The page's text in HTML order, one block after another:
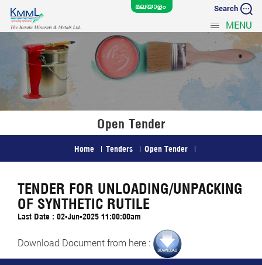
Search
MENU
Open Tender
Home Tenders Open Tender
TENDER FOR UNLOADING/UNPACKING
OF SYNTHETIC RUTILE
Last Date : 02-Jun-2025 11:00:00am
Download Document from here :